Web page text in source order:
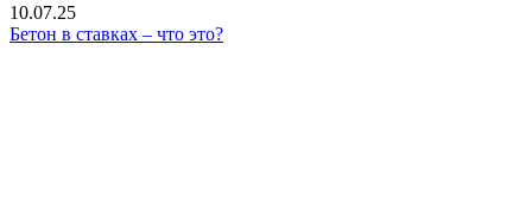
10.07.25
Бетон в ставках – что это?